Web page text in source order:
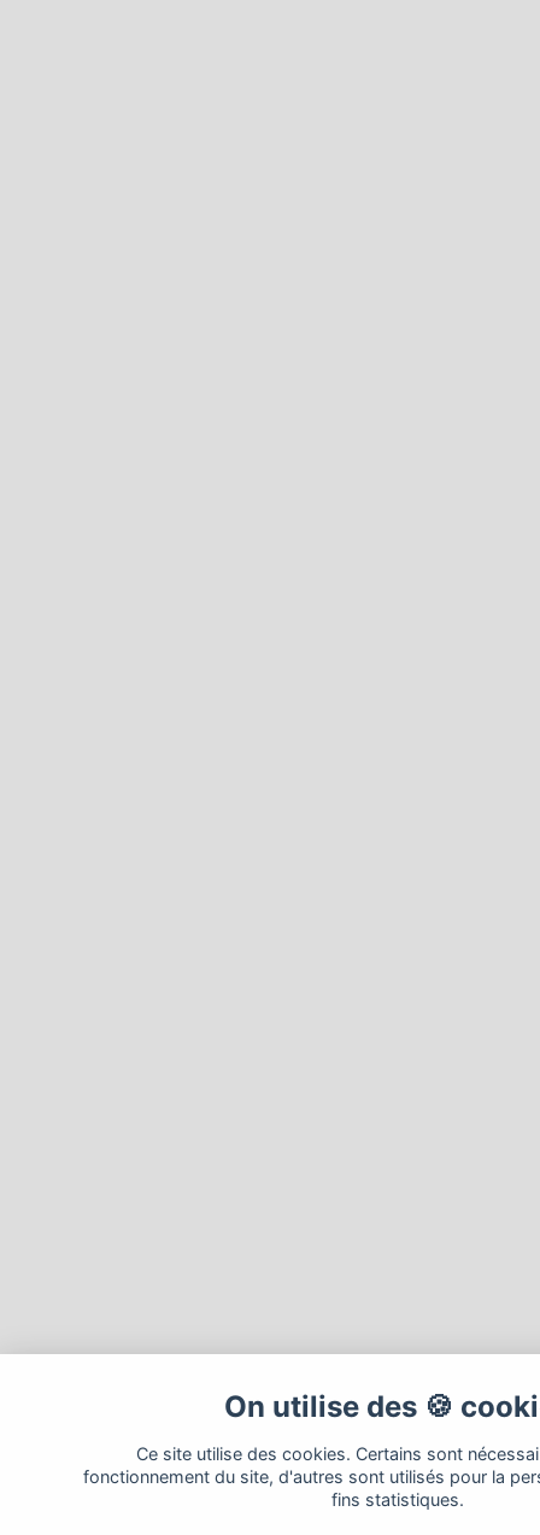
On utilise des 🍪
Ce site utilise des cookies. Certains sont
fonctionnement du site, d'autres sont utilisés pour la
fins statistiques.